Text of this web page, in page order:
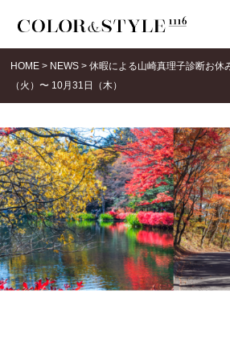
HOME > NEWS >休暇による山崎真理子診断お休
（火）〜 10月31日（木）